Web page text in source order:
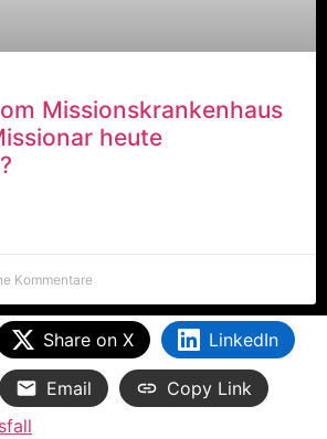
Missionskrankenhaus
heute
Kommentare
Share on X LinkedIn
Email
Copy Link